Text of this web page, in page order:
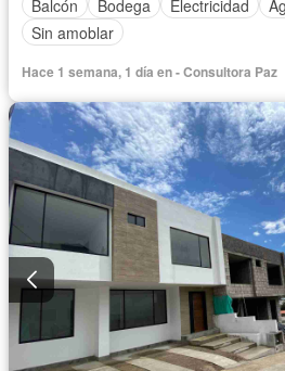
Balcón
Bodega Electricidad
Sin amoblar
Hace 1 semana, 1 día en - Consultora Paz